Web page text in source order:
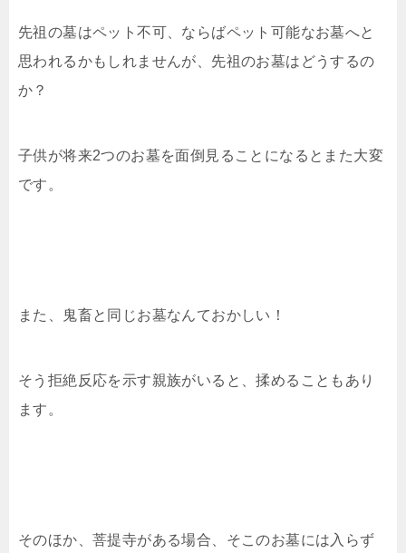
先祖の墓はペット不可、ならばペット可能なお墓へと
思われるかもしれませんが、先祖のお墓はどうするの
か？
子供が将来2つのお墓を面倒見ることになるとまた大変
です。
また、鬼畜と同じお墓なんておかしい！
そう拒絶反応を示す親族がいると、揉めることもあり
ます。
そのほか、菩提寺がある場合、そこのお墓には入らず